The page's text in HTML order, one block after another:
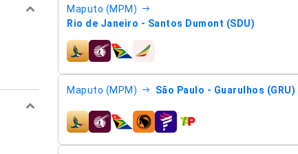
Maputo (MPM)
Rio de Janeiro - Santos Dumont (SDU)
companhias aéreas
Maputo (MPM) São Paulo - Guarulhos (GRU)
companhias aéreas